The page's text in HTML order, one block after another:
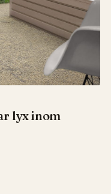
lyx inom